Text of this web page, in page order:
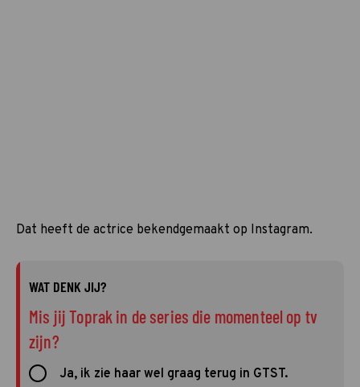
Dat heeft de actrice bekendgemaakt op Instagram.
WAT DENK JIJ?
Mis jij Toprak in de series die momenteel op tv
zijn?
Ja, ik zie haar wel graag terug in GTST.